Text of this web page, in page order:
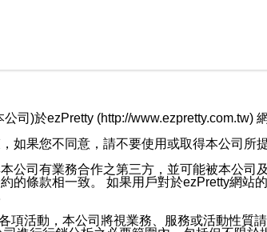
司)於ezPretty (http://
如果您不同意，請不要使用或取得本公司所提
公司有業務合作之第三方，並可能被本公
的條款相一致。 如果用戶對於ezPretty網站
項活動，本公司將視業務、服務或活動性質